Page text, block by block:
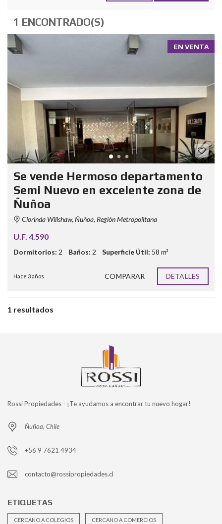
1 ENCONTRADO(S)
EN VENTA
Se vende Hermoso departamento
Semi Nuevo en excelente zona de
Ñuñoa
Clorinda Willshaw, Ñuñoa, Región Metropolitana
U.F. 4.590
Dormitorios: 2 Baños: 2 Superficie Útil: 58 m²
Hace 3 años COMPARAR DETALLES
1 resultados
Rossi Propiedades - ¡Te ayudamos a encontrar tu nuevo hogar!
Ñuñoa, Chile
+56 9 7621 4934
contacto@rossipropiedades.cl
ETIQUETAS
CERCANO A COLEGIOS CERCANO A COMERCIOS